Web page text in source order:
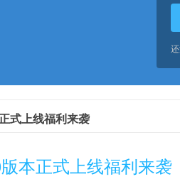
式上线福利来袭
本正式上线福利来袭